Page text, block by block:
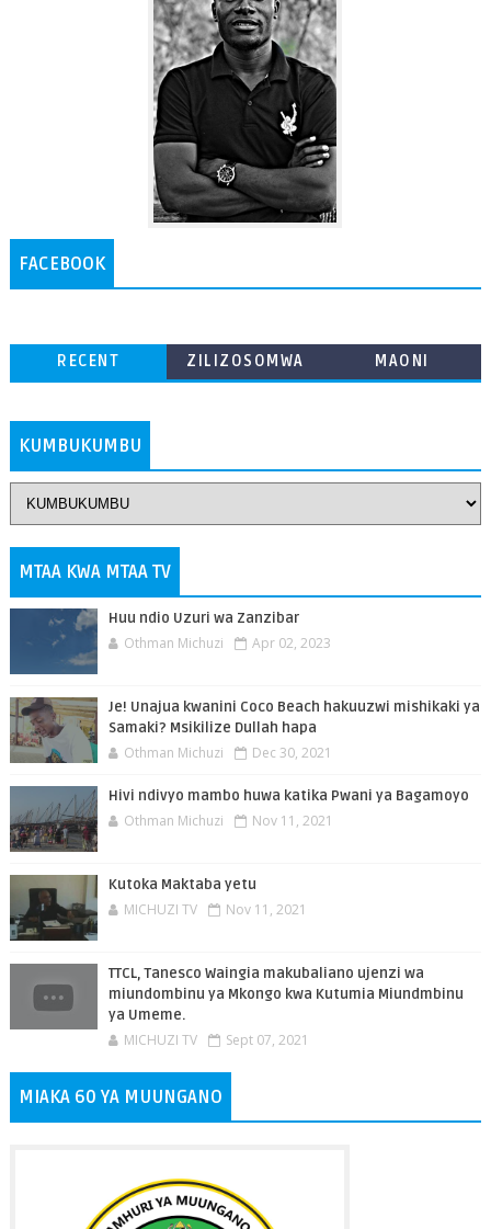
FACEBOOK
RECENT
ZILIZOSOMWA
MAONI
KUMBUKUMBU
MTAA KWA MTAA TV
Huu ndio Uzuri wa Zanzibar
Othman Michuzi Apr 02, 2023
Je! Unajua kwanini Coco Beach hakuuzwi mishikaki ya
Samaki? Msikilize Dullah hapa
Othman Michuzi Dec 30, 2021
Hivi ndivyo mambo huwa katika Pwani ya Bagamoyo
Othman Michuzi Nov 11, 2021
Kutoka Maktaba yetu
MICHUZI TV Nov 11, 2021
TTCL, Tanesco Waingia makubaliano ujenzi wa
miundombinu ya Mkongo kwa Kutumia Miundmbinu
ya Umeme.
MICHUZI TV Sept 07, 2021
MIAKA 60 YA MUUNGANO